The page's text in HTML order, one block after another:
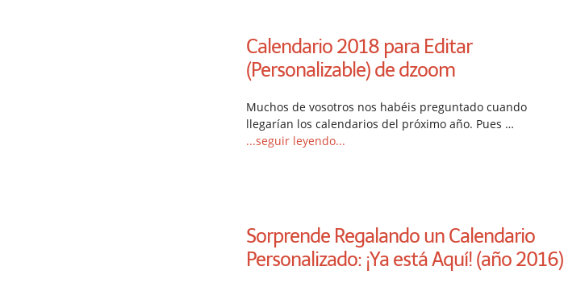
Calendario 2018 para Editar
(Personalizable) de dzoom
Muchos de vosotros nos habéis preguntado cuando
llegarían los calendarios del próximo año. Pues …
...seguir leyendo...
Sorprende Regalando un Calendario
Personalizado: ¡Ya está Aquí! (año 2016)